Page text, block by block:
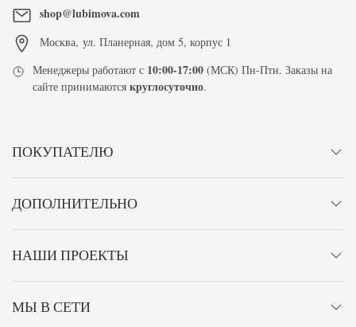
shop@lubimova.com
Москва, ул. Планерная, дом 5, корпус 1
Менеджеры работают с 10:00-17:00 (МСК) Пн-Птн. Заказы на
сайте принимаютсякруглосуточно.
ПОКУПАТЕЛЮ
ДОПОЛНИТЕЛЬНО
НАШИ ПРОЕКТЫ
МЫ В СЕТИ